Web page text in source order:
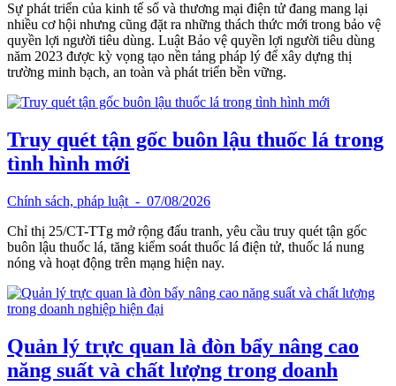
Sự phát triển của kinh tế số và thương mại điện tử đang mang lại
nhiều cơ hội nhưng cũng đặt ra những thách thức mới trong bảo vệ
quyền lợi người tiêu dùng. Luật Bảo vệ quyền lợi người tiêu dùng
năm 2023 được kỳ vọng tạo nền tảng pháp lý để xây dựng thị
trường minh bạch, an toàn và phát triển bền vững.
Truy quét tận gốc buôn lậu thuốc lá trong
tình hình mới
Chính sách, pháp luật - 07/08/2026
Chỉ thị 25/CT-TTg mở rộng đấu tranh, yêu cầu truy quét tận gốc
buôn lậu thuốc lá, tăng kiểm soát thuốc lá điện tử, thuốc lá nung
nóng và hoạt động trên mạng hiện nay.
Quản lý trực quan là đòn bẩy nâng cao
năng suất và chất lượng trong doanh